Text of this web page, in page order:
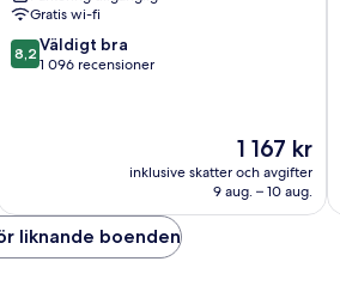
Gratis wi-fi
8.2
av
8,2 Väldigt bra
1 096 recensioner
Priset
är
1 167 kr
1 167 kr
inklusive skatter och avgifter
9 aug. – 10 aug.
liknande boenden